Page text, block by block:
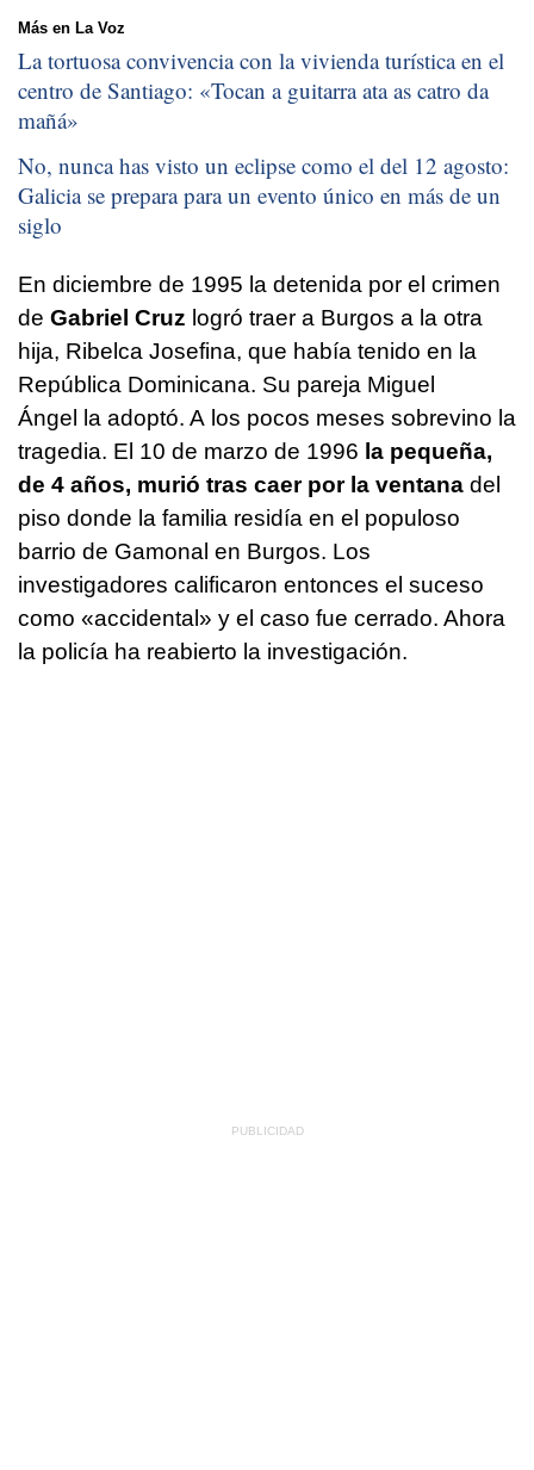
Más en La Voz
La tortuosa convivencia con la vivienda turística en el
centro de Santiago: «Tocan a guitarra ata as catro da
mañá»
No, nunca has visto un eclipse como el del 12 agosto:
Galicia se prepara para un evento único en más de un
siglo
En diciembre de 1995 la detenida por el crimen
de Gabriel Cruz logró traer a Burgos a la otra
hija, Ribelca Josefina, que había tenido en la
República Dominicana. Su pareja Miguel
Ángel la adoptó. A los pocos meses sobrevino la
tragedia. El 10 de marzo de 1996 la pequeña,
de 4 años, murió tras caer por la ventana del
piso donde la familia residía en el populoso
barrio de Gamonal en Burgos. Los
investigadores calificaron entonces el suceso
como «accidental» y el caso fue cerrado. Ahora
la policía ha reabierto la investigación.